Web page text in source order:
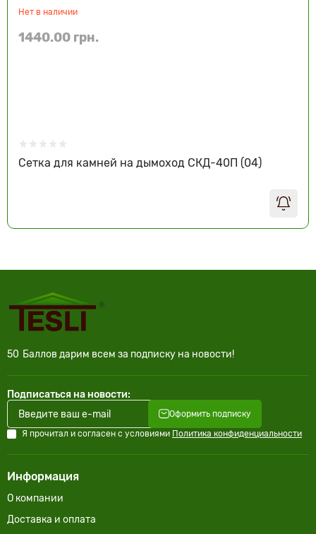
Нет в наличии
Сетка для камней на дымоход СКД-40П (04)
1440.00 грн.
50 Баллов дарим всем за подписку на новости!
Подписаться на новости:
Оформить подписку
Я прочитал и согласен с условиями Политика конфиденциальности
Информация
О компании
Доставка и оплата